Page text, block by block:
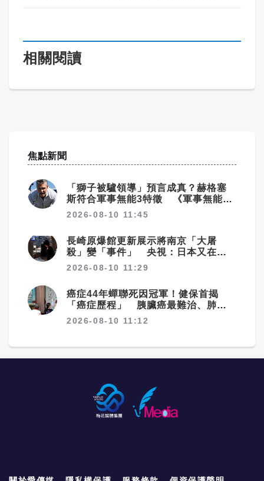
相關閱讀
焦點新聞
「獅子被驢領導」預言成真？赫格塞
斯符合軍事無能3特徵 《軍事無能心
理學》半世紀後受矚目
2026-08-10 11:45
長崎原爆館更新展示將南京「大屠
殺」變「事件」 央視：日本又在偷
改歷史
2026-08-10 11:29
癌症44年蟬聯死因冠軍！健保首揭
「癌症歷程」 胰臟癌最難治、肺癌
驚見院際差41.8個百分點
2026-08-10 11:12